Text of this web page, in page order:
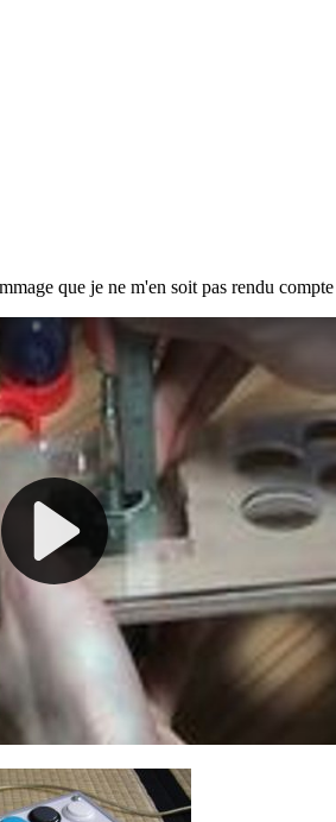
que je ne m'en soit pas rendu